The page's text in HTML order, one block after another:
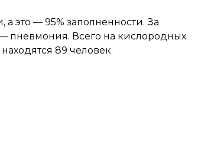
это — 95% заполненности. За
пневмония. Всего на кислородных
89 человек.